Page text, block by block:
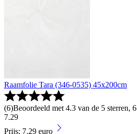
Raamfolie Tara (346-0535) 45x200cm
(6)Beoordeeld met 4.3 van de 5 sterren,
7.29
Prijs: 7.29 euro